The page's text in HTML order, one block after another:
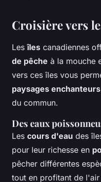
Croisière vers
Lesîles canadiennes
de pêche à la mouche
vers ces îles vous
paysages enchanteurs
du commun.
Des eaux
Les cours d'eau des
pour leur richesse en
pêcher différentes
tout en profitant de